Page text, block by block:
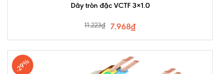
Dây tròn đặc VCTF 3×1.0
11.223₫ 7.968₫
-29%